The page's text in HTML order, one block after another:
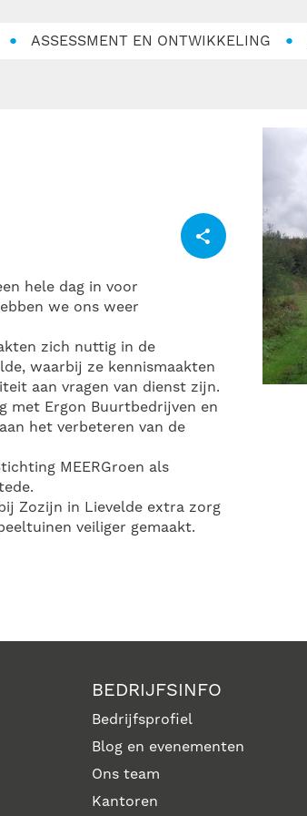
ASSESSMENT EN ONTWIKKELING
hele dag in voor
we ons weer
zich nuttig in de
waarbij ze kennismaakten
aan vragen van dienst zijn.
met Ergon Buurtbedrijven en
het verbeteren van de
MEERGroen als
Zozijn in Lievelde extra zorg
veiliger gemaakt.
BEDRIJFSINFO
Bedrijfsprofiel
Blog en evenementen
Ons team
Kantoren